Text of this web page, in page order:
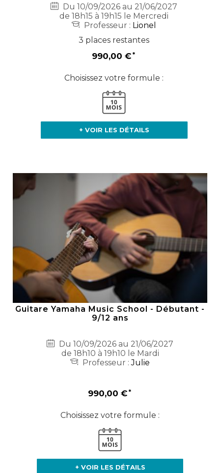
Du 10/09/2026 au 21/06/2027
de 18h15 à 19h15 le Mercredi
Professeur : Lionel
3 places restantes
990,00 €
Choisissez votre formule :
+ VOIR LES DÉTAILS
Guitare Yamaha Music School - Débutant -
9/12 ans
Du 10/09/2026 au 21/06/2027
de 18h10 à 19h10 le Mardi
Professeur :Julie
990,00 €
Choisissez votre formule :
+ VOIR LES DÉTAILS